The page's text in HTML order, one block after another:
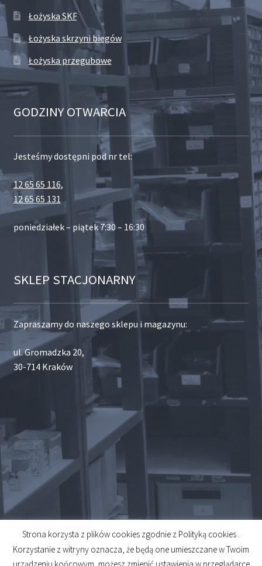
Łożyska SKF
Łożyska skrzyni biegów
Łożyska przegubowe
GODZINY OTWARCIA
Jesteśmy dostępni pod nr tel:
12 65 65 116,
12 65 65 131
poniedziałek – piątek 7:30 – 16:30
SKLEP STACJONARNY
Zapraszamy do naszego sklepu i magazynu:
ul. Gromadzka 20,
30-714 Kraków
© 2026
Created byMidero
Strona korzysta z plików cookies zgodnie z Polityką cookies .
Korzystanie z witryny oznacza, że będą one umieszczane w Twoim